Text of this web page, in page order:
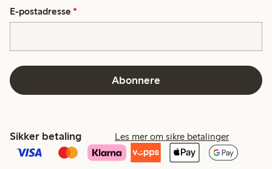
E-postadresse *
Abonnere
Sikker betaling Les mer om sikre betalinger